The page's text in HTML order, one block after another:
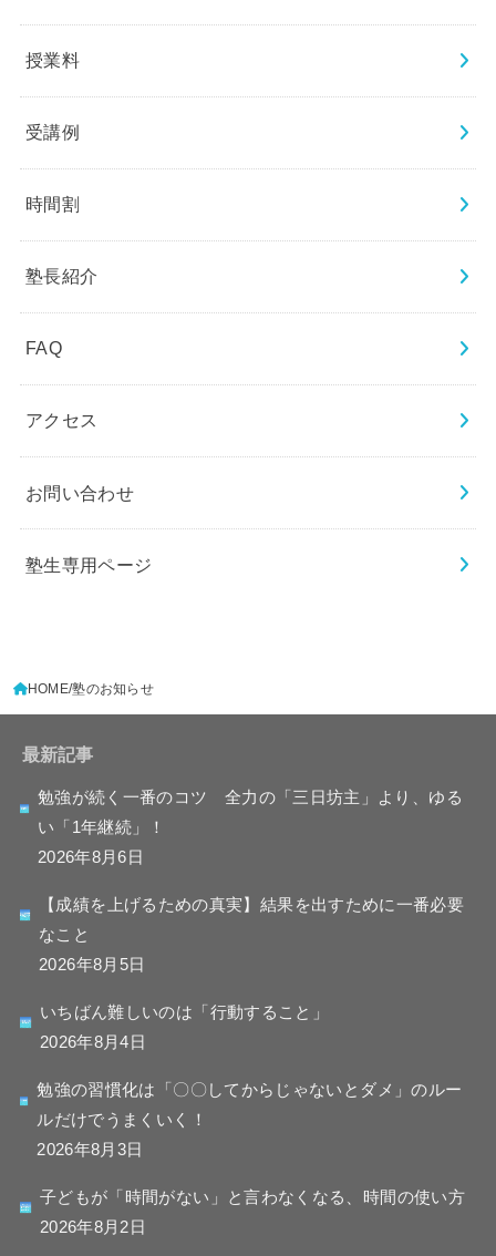
授業料
受講例
時間割
塾長紹介
FAQ
アクセス
お問い合わせ
塾生専用ページ
HOME 塾のお知らせ
最新記事
勉強が続く一番のコツ 全力の「三日坊主」より、ゆる
い「1年継続」！
2026年8月6日
【成績を上げるための真実】結果を出すために一番必要
なこと
2026年8月5日
いちばん難しいのは「行動すること」
2026年8月4日
勉強の習慣化は「〇〇してからじゃないとダメ」のルー
ルだけでうまくいく！
2026年8月3日
子どもが「時間がない」と言わなくなる、時間の使い方
2026年8月2日